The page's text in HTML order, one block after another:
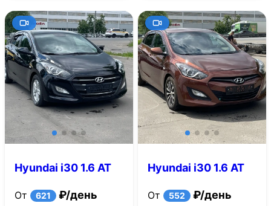
Hyundai i30 1.6 AT
От 621 ₽/день
Hyundai i30 1.6 AT
От 552 ₽/день